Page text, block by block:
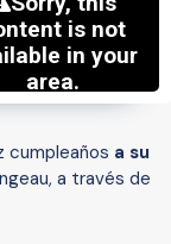
cumpleaños a su
a través de